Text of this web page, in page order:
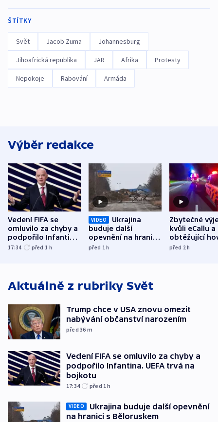
ŠTÍTKY
Svět Jacob Zuma Johannesburg
Jihoafrická republika JAR Afrika Protesty
Nepokoje Rabování Armáda
Výběr redakce
Vedení FIFA se
omluvilo za chyby a
podpořilo Infantina.
UEFA trvá na
17:34 před 1 h
VIDEO
Ukrajina
buduje další
opevnění na hranici
s Běloruskem
před 1h
Zbytečné
kvůli eCallu a
obtěžující
zdržují
před 2h
Aktuálně z rubriky Svět
Trump chce v USA znovu omezit
nabývání občanství narozením
před 36 m
Vedení FIFA se omluvilo za chyby a
podpořilo Infantina. UEFA trvá na
bojkotu
17:34 před 1h
VIDEO
Ukrajina buduje další opevnění
na hranici s Běloruskem